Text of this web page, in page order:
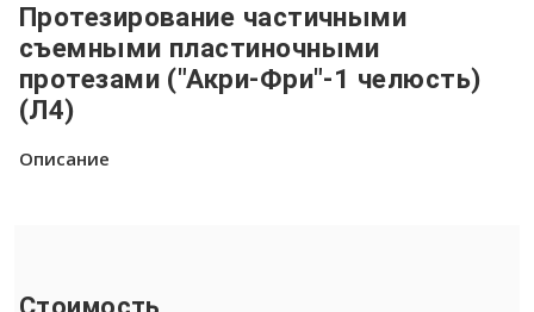
Протезирование частичными
съемными пластиночными
протезами ("Акри-Фри"-1 челюсть)
(Л4)
Описание